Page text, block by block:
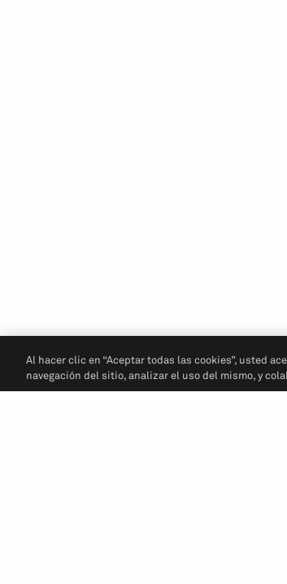
Al hacer clic en “Aceptar todas las cookies”, usted
navegación del sitio, analizar el uso del mismo, y